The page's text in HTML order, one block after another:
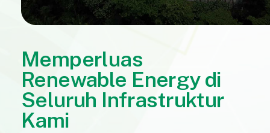
Memperluas
Renewable Energy di
Seluruh Infrastruktur
Kami